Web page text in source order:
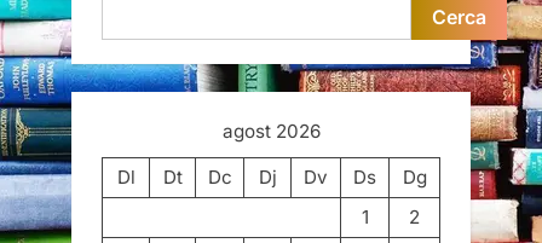
Cerca
agost 2026
Dl
Dt Dc Dj Dv Ds
Dg
1
2